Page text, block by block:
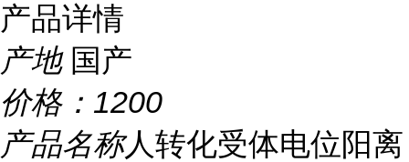
产品详情
产地 国产
价格： 1200
产品名称人转化受体电位阳离